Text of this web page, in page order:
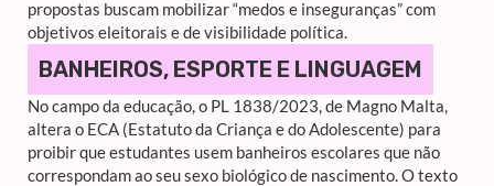
propostas buscam mobilizar “medos e inseguranças” com
objetivos eleitorais e de visibilidade política.
BANHEIROS, ESPORTE E LINGUAGEM
No campo da educação, o PL 1838/2023, de Magno Malta,
altera o ECA (Estatuto da Criança e do Adolescente) para
proibir que estudantes usem banheiros escolares que não
correspondam ao seu sexo biológico de nascimento. O texto